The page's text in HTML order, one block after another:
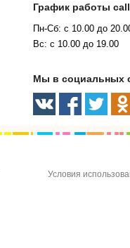
График работы
Пн-Сб: с 10.00 до
Вс: с 10.00 до 19.00
Мы в социальных
Условия